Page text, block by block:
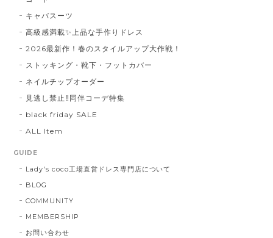
キャバスーツ
高級感満載✨上品な手作りドレス
2026最新作！春のスタイルアップ大作戦！
ストッキング・靴下・フットカバー
ネイルチップオーダー
見逃し禁止‼同伴コーデ特集
black friday SALE
ALL Item
GUIDE
Lady's coco工場直営ドレス専門店について
BLOG
COMMUNITY
MEMBERSHIP
お問い合わせ